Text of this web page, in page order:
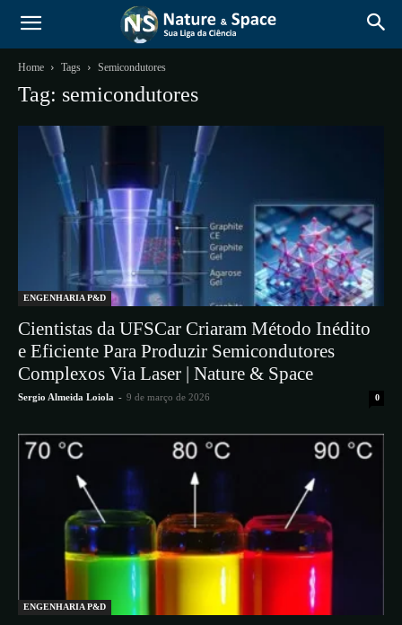
Home Tags Semicondutores
Tag: semicondutores
ENGENHARIA P&D
Cientistas da UFSCar Criaram Método Inédito
e Eficiente Para Produzir Semicondutores
Complexos Via Laser | Nature & Space
Sergio Almeida Loiola - 9 de março de 2026 0
ENGENHARIA P&D